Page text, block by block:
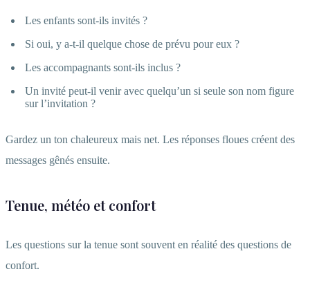
Les enfants sont-ils invités ?
Si oui, y a-t-il quelque chose de prévu pour eux ?
Les accompagnants sont-ils inclus ?
Un invité peut-il venir avec quelqu’un si seule son nom figure
sur l’invitation ?
Gardez un ton chaleureux mais net. Les réponses floues créent des
messages gênés ensuite.
Tenue, météo et confort
Les questions sur la tenue sont souvent en réalité des questions de
confort.